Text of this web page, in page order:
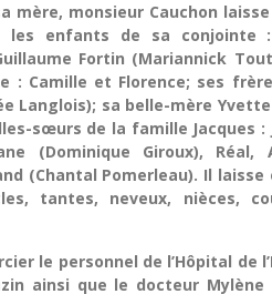
mère, monsieur Cauchon
les enfants de sa conjointe
Fortin (Mariannick
: Camille et Florence; ses
Langlois); sa belle-mère Yvette
sœurs de la famille Jacques :
(Dominique Giroux), Réal,
(Chantal Pomerleau). Il
tantes, neveux, nièces,
le personnel de l’Hôpital de
ainsi que le docteur Mylène